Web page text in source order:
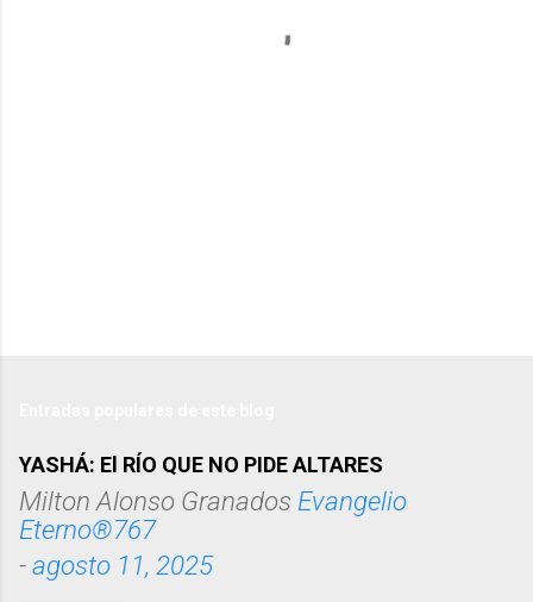
YASHÁ: El RÍO QUE NO PIDE ALTARES
Milton Alonso Granados Evangelio
Eterno®767
-agosto 11, 2025